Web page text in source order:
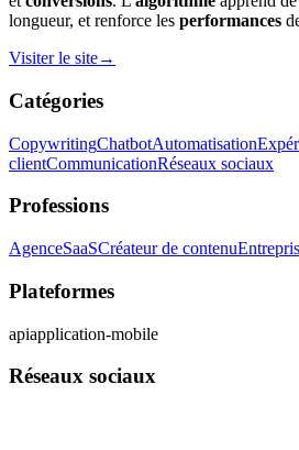
longueur, et renforce les performances
Visiter le site→
Catégories
CopywritingChatbotAutomatisation
clientCommunicationRéseaux sociaux
Professions
AgenceSaaSCréateur de contenu
Plateformes
apiapplication-mobile
Réseaux sociaux